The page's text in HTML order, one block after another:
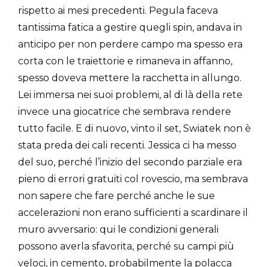
rispetto ai mesi precedenti. Pegula faceva
tantissima fatica a gestire quegli spin, andava in
anticipo per non perdere campo ma spesso era
corta con le traiettorie e rimaneva in affanno,
spesso doveva mettere la racchetta in allungo.
Lei immersa nei suoi problemi, al di là della rete
invece una giocatrice che sembrava rendere
tutto facile. E di nuovo, vinto il set, Swiatek non è
stata preda dei cali recenti. Jessica ci ha messo
del suo, perché l’inizio del secondo parziale era
pieno di errori gratuiti col rovescio, ma sembrava
non sapere che fare perché anche le sue
accelerazioni non erano sufficienti a scardinare il
muro avversario: qui le condizioni generali
possono averla sfavorita, perché su campi più
veloci, in cemento, probabilmente la polacca